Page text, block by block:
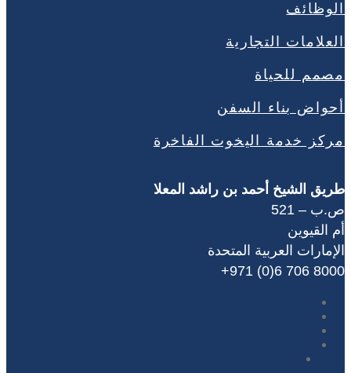
الوظائف
العلامات التجارية
مصمم للحياة
أحواض بناء السفن
مركز خدمة اليخوت الفاخرة
طريق الشيخ أحمد بن راشد المعلا
ص.ب – 521
أم القيوين
الإمارات العربية المتحدة
‎+971 (0)6 706 8000